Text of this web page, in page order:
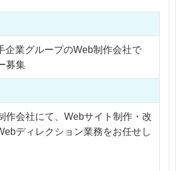
企業グループのWeb制作会社で
募集
作会社にて、Webサイト制作・改
ディレクション業務をお任せし